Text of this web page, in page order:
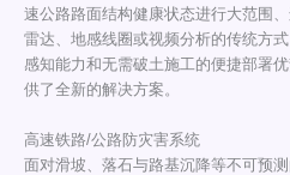
速公路路面结构健康状态进行大范围
雷达、地感线圈或视频分析的传统方
感知能力和无需破土施工的便捷部署
供了全新的解决方案。
高速铁路/公路防灾害系统
面对滑坡、落石与路基沉降等不可预